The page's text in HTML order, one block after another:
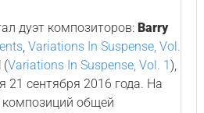
дуэт композиторов: Barry
, Variations In Suspense, Vol.
(Variations In Suspense, Vol. 1),
21 сентября 2016 года. На
композиций общей